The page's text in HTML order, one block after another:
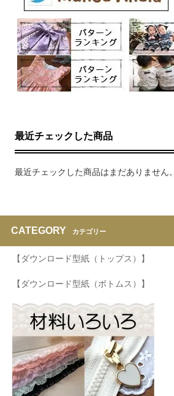
最近チェックした商品
最近チェックした商品はまだありません。
CATEGORY カテゴリー
【ダウンロード型紙（トップス）】
【ダウンロード型紙（ボトムス）】